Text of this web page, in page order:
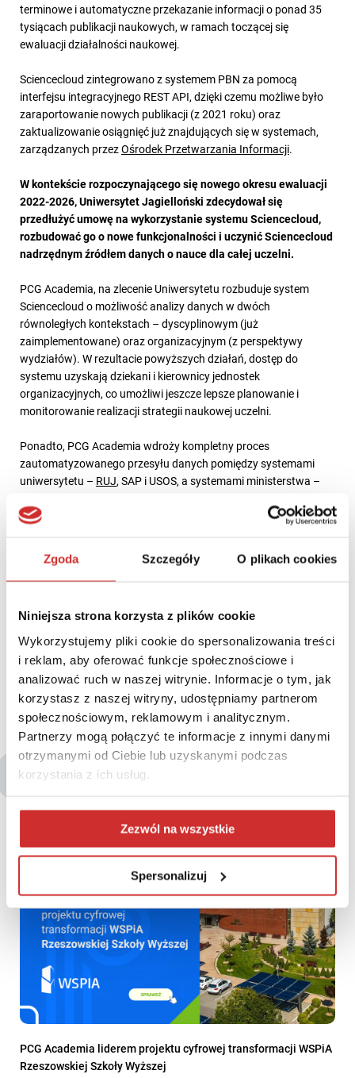
Zgoda Szczegóły O plikach cookies
Niniejsza strona korzysta z plików cookie
Wykorzystujemy pliki cookie do spersonalizowania treści
i reklam, aby oferować funkcje społecznościowe i
analizować ruch w naszej witrynie. Informacje o tym, jak
korzystasz z naszej witryny, udostępniamy partnerom
społecznościowym, reklamowym i analitycznym.
Partnerzy mogą połączyć te informacje z innymi danymi
otrzymanymi od Ciebie lub uzyskanymi podczas
korzystania z ich usług.
Zezwól na wszystkie
Spersonalizuj
terminowe i automatyczne przekazanie informacji o ponad 35
tysiącach publikacji naukowych, w ramach toczącej się
ewaluacji działalności naukowej.
Sciencecloud zintegrowano z systemem PBN za pomocą
interfejsu integracyjnego REST API, dzięki czemu możliwe było
zaraportowanie nowych publikacji (z 2021 roku) oraz
zaktualizowanie osiągnięć już znajdujących się w systemach,
zarządzanych przezOśrodek Przetwarzania Informacji.
W kontekście rozpoczynającego się nowego okresu ewaluacji
2022-2026, Uniwersytet Jagielloński zdecydował się
przedłużyć umowę na wykorzystanie systemu Sciencecloud,
rozbudować go o nowe funkcjonalności i uczynić Sciencecloud
nadrzędnym źródłem danych o nauce dla całej uczelni.
PCG Academia, na zlecenie Uniwersytetu rozbuduje system
Sciencecloud o możliwość analizy danych w dwóch
równoległych kontekstach – dyscyplinowym (już
zaimplementowane) oraz organizacyjnym (z perspektywy
wydziałów). W rezultacie powyższych działań, dostęp do
systemu uzyskają dziekani i kierownicy jednostek
organizacyjnych, co umożliwi jeszcze lepsze planowanie i
monitorowanie realizacji strategii naukowej uczelni.
Ponadto, PCG Academia wdroży kompletny proces
zautomatyzowanego przesyłu danych pomiędzy systemami
uniwersytetu – RUJ, SAP i USOS, a systemami ministerstwa –
Być może zainteresują Cię także:
PCG Academia liderem projektu cyfrowej transformacji WSPiA
Rzeszowskiej Szkoły Wyższej